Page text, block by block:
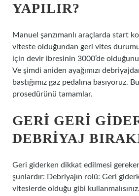
YAPILIR?
Manuel şanzımanlı araçlarda start
viteste olduğundan geri vites
için devir ibresinin 3000’de
Ve şimdi aniden ayağımızı
bastığımız gaz pedalına basıyoruz.
prosedürünü tamamlar.
GERI GERI
DEBRIYAJ
Geri giderken dikkat edilmesi
şunlardır: Debriyajın rolü: Geri
viteslerde olduğu gibi